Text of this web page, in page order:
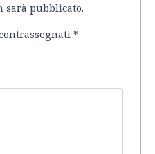
pubblicato.
*